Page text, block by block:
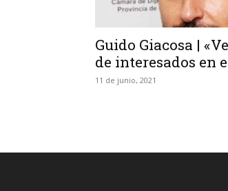
Guido Giacosa |
de interesados en
11 de junio, 2021